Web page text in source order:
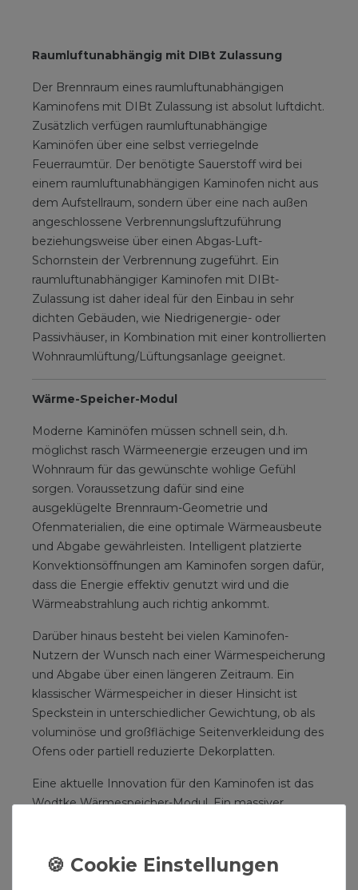
Raumluftunabhängig mit DIBt Zulassung
Der Brennraum eines raumluftunabhängigen
Kaminofens mit DIBt Zulassung ist absolut luftdicht.
Zusätzlich verfügen raumluftunabhängige
Kaminöfen über eine selbst verriegelnde
Feuerraumtür. Der benötigte Sauerstoff wird bei
einem raumluftunabhängigen Kaminofen nicht aus
dem Aufstellraum, sondern über eine nach außen
angeschlossene Verbrennungsluftzuführung
beziehungsweise über einen Abgas-Luft-
Schornstein der Verbrennung zugeführt. Ein
raumluftunabhängiger Kaminofen mit DIBt-
Zulassung ist daher ideal für den Einbau in sehr
dichten Gebäuden, wie Niedrigenergie- oder
Passivhäuser, in Kombination mit einer kontrollierten
Wohnraumlüftung/Lüftungsanlage geeignet.
Wärme-Speicher-Modul
Moderne Kaminöfen müssen schnell sein, d.h.
möglichst rasch Wärmeenergie erzeugen und im
Wohnraum für das gewünschte wohlige Gefühl
sorgen. Voraussetzung dafür sind eine
ausgeklügelte Brennraum-Geometrie und
Ofenmaterialien, die eine optimale Wärmeausbeute
und Abgabe gewährleisten. Intelligent platzierte
Konvektionsöffnungen am Kaminofen sorgen dafür,
dass die Energie effektiv genutzt wird und die
Wärmeabstrahlung auch richtig ankommt.
Darüber hinaus besteht bei vielen Kaminofen-
Nutzern der Wunsch nach einer Wärmespeicherung
und Abgabe über einen längeren Zeitraum. Ein
klassischer Wärmespeicher in dieser Hinsicht ist
Speckstein in unterschiedlicher Gewichtung, ob als
voluminöse und großflächige Seitenverkleidung des
Ofens oder partiell reduzierte Dekorplatten.
Eine aktuelle Innovation für den Kaminofen ist das
Wodtke Wärmespeicher-Modul. Ein massiver
wieder an den Raum ab. So sorgt der Kaminofen
dafür, dass Sie über viele Stunden Freude an Feuer